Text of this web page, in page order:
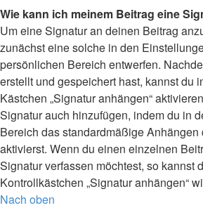
Wie kann ich meinem Beitrag eine
Um eine Signatur an deinen Beitrag
zunächst eine solche in den
persönlichen Bereich entwerfen.
erstellt und gespeichert hast, kannst du
Kästchen „Signatur anhängen“
Signatur auch hinzufügen, indem du in
Bereich das standardmäßige
aktivierst. Wenn du einen einzelnen
Signatur verfassen möchtest, so kannst
Kontrollkästchen „Signatur anhängen“
Nach oben